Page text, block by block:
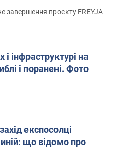
завершення проєкту FREYJA
інфраструктурі на
і поранені. Фото